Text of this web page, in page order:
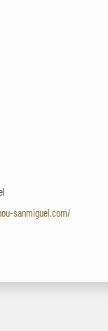
sanmiguel.com/